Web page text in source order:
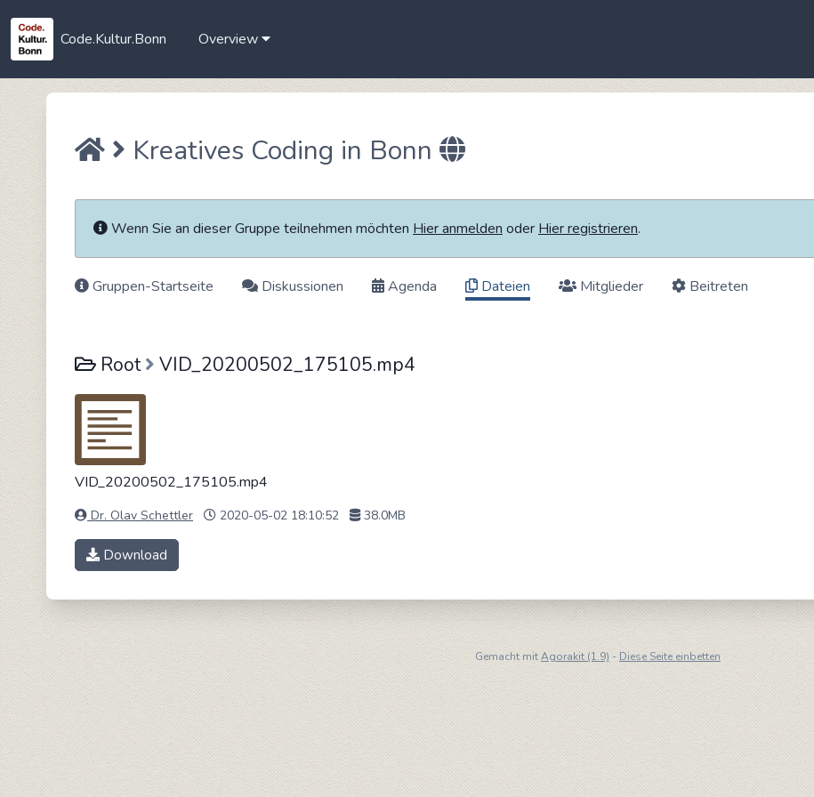
Code.Kultur.Bonn Overview
Kreatives Coding in Bonn
Wenn Sie an dieser Gruppe teilnehmen möchten Hier anmelden oder Hier registrieren.
Gruppen-Startseite Diskussionen Agenda Dateien Mitglieder Beitreten
Root VID_20200502_175105.mp4
VID_20200502_175105.mp4
Dr. Olav Schettler 2020-05-02 18:10:52 38.0MB
Download
Gemacht mitAgorakit (1.9) - Diese Seite einbetten